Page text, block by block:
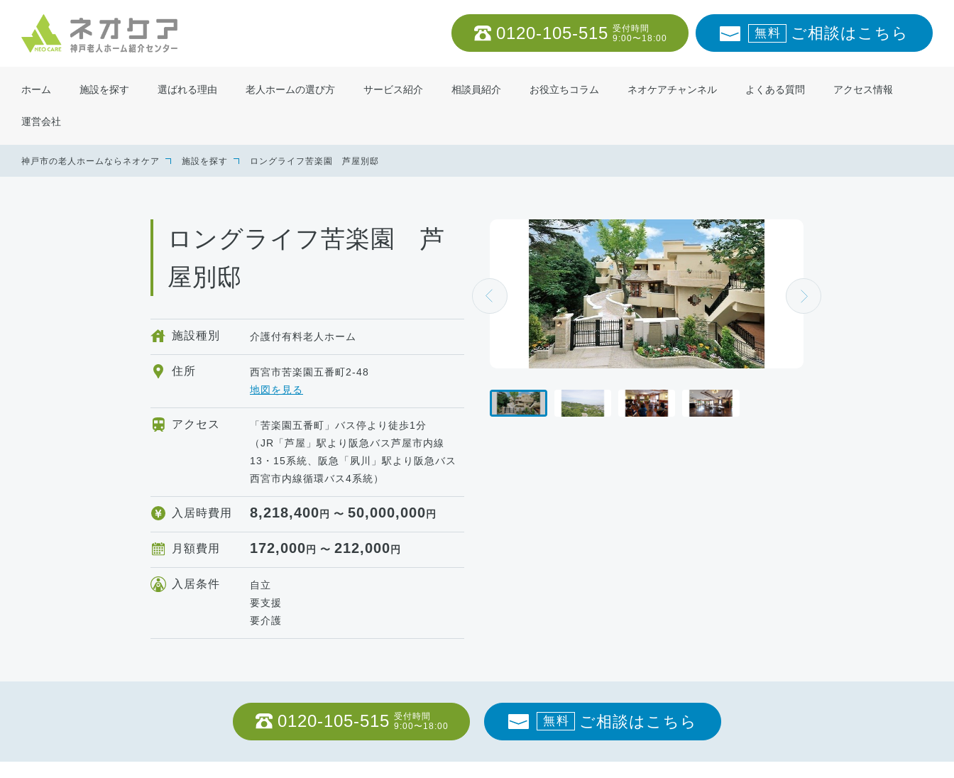
0120-105-515 受付時間
9:00〜18:00
無料 ご相談はこちら
ホーム 施設を探す 選ばれる理由 老人ホームの選び方 サービス紹介 相談員紹介 お役立ちコラム ネオケアチャンネル よくある質問 アクセス情報
運営会社
神戸市の老人ホームならネオケア 施設を探す ロングライフ苦楽園 芦屋別邸
ロングライフ苦楽園 芦
屋別邸
施設種別 介護付有料老人ホーム
住所
西宮市苦楽園五番町2-48
地図を見る
アクセス
「苦楽園五番町」バス停より徒歩1分
（JR「芦屋」駅より阪急バス芦屋市内線
13・15系統、阪急「夙川」駅より阪急バス
西宮市内線循環バス4系統）
入居時費用 8,218,400 円 〜 50,000,000 円
月額費用 172,000 円 〜 212,000 円
入居条件
自立
要支援
要介護
0120-105-515 受付時間
9:00〜18:00
無料 ご相談はこちら